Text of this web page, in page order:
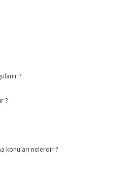
?
?
konuları nelerdir ?